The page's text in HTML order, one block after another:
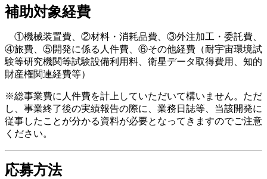
補助対象経費
①機械装置費、②材料・消耗品費、③外注加工・委託費、
④旅費、⑤開発に係る人件費、⑥その他経費（耐宇宙環境試
験等研究機関等試験設備利用料、衛星データ取得費用、知的
財産権関連経費等）
※総事業費に人件費を計上していただいて構いません。ただ
し、事業終了後の実績報告の際に、業務日誌等、当該開発に
従事したことが分かる資料が必要となってきますのでご注意
ください。
応募方法